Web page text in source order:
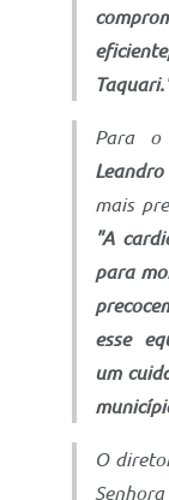
Para o
mais
"A
para
esse
um
O